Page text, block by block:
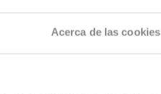
Acerca de las cookies